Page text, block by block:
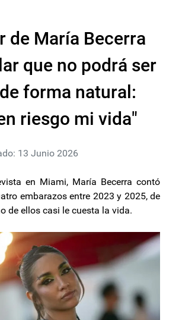
de María Becerra
que no podrá ser
forma natural:
riesgo mi vida"
13 Junio 2026
en Miami, María Becerra contó
embarazos entre 2023 y 2025, de
de ellos casi le cuesta la vida.